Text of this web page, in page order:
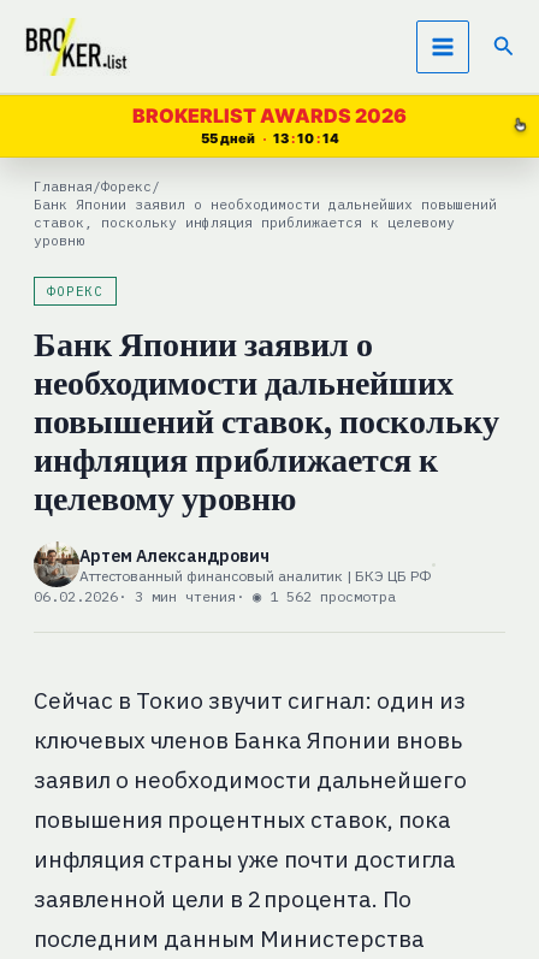
Перейти
содержимому
BROKERLIST AWARDS 2026
55 дней 13 10 14
Главная /Форекс /
Банк Японии заявил о необходимости дальнейших повышений
ставок, поскольку инфляция приближается к целевому
уровню
ФОРЕКС
Банк Японии заявил о
необходимости дальнейших
повышений ставок, поскольку
инфляция приближается к
целевому уровню
Артем Александрович
Аттестованный финансовый аналитик | БКЭ ЦБ РФ
06.02.2026· 3 мин чтения · ◉ 1 562 просмотра
Сейчас в Токио звучит сигнал: один из
ключевых членов Банка Японии вновь
заявил о необходимости дальнейшего
повышения процентных ставок, пока
инфляция страны уже почти достигла
заявленной цели в 2 процента. По
последним данным Министерства